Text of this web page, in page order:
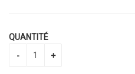
QUANTITÉ